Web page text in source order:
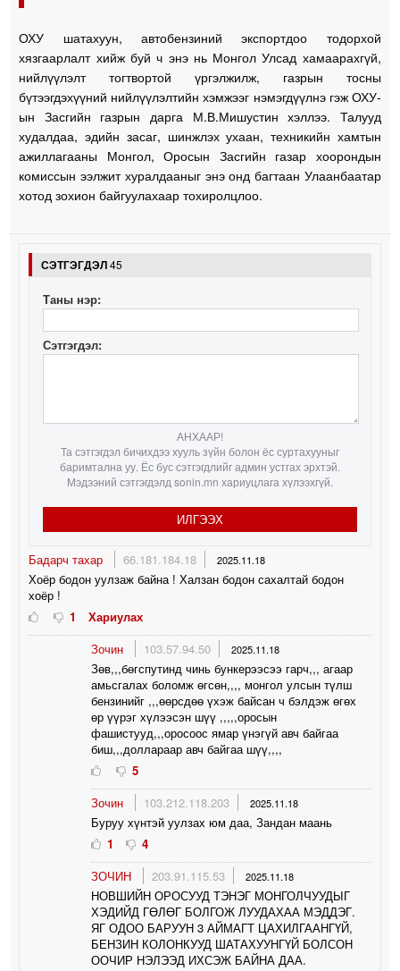
ОХУ шатахуун, автобензиний экспортдоо тодорхой
хязгаарлалт хийж буй ч энэ нь Монгол Улсад хамаарахгүй,
нийлүүлэлт тогтвортой үргэлжилж, газрын тосны
бүтээгдэхүүний нийлүүлэлтийн хэмжээг нэмэгдүүлнэ гэж ОХУ-
ын Засгийн газрын дарга М.В.Мишустин хэллээ. Талууд
худалдаа, эдийн засаг, шинжлэх ухаан, техникийн хамтын
ажиллагааны Монгол, Оросын Засгийн газар хоорондын
комиссын ээлжит хуралдааныг энэ онд багтаан Улаанбаатар
хотод зохион байгуулахаар тохиролцлоо.
СЭТГЭГДЭЛ45
Таны нэр:
Сэтгэгдэл:
АНХААР!
Та сэтгэгдэл бичихдээ хууль зүйн болон ёс суртахууныг
баримтална уу. Ёс бус сэтгэгдлийг админ устгах эрхтэй.
Мэдээний сэтгэгдэлд sonin.mn хариуцлага хүлээхгүй.
ИЛГЭЭХ
Бадарч тахар 66.181.184.18 2025.11.18
Хоёр бодон уулзаж байна ! Халзан бодон сахалтай бодон
хоёр !
1
Хариулах
Зочин
103.57.94.50 2025.11.18
Зөв,,,бөгспутинд чинь бункерээсээ гарч,,, агаар
амьсгалах боломж өгсөн,,,, монгол улсын түлш
бензинийг ,,,өөрсдөө үхэж байсан ч бэлдэж өгөх
өр үүрэг хүлээсэн шүү ,,,,,оросын
фашистууд,,,оросоос ямар үнэгүй авч байгаа
биш,,,доллараар авч байгаа шүү,,,,
5
Зочин
103.212.118.203 2025.11.18
Буруу хүнтэй уулзах юм даа, Зандан маань
1
4
ЗОЧИН
203.91.115.53 2025.11.18
НОВШИЙН ОРОСУУД ТЭНЭГ МОНГОЛЧУУДЫГ
ХЭДИЙД ГӨЛӨГ БОЛГОЖ ЛУУДАХАА МЭДДЭГ.
ЯГ ОДОО БАРУУН 3 АЙМАГТ ЦАХИЛГААНГҮЙ,
БЕНЗИН КОЛОНКУУД ШАТАХУУНГҮЙ БОЛСОН
ООЧИР НЭЛЭЭД ИХСЭЖ БАЙНА ДАА.